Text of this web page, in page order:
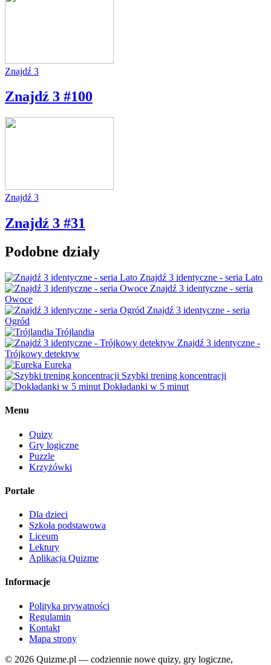
Znajdź 3
Znajdź 3 #100
Znajdź 3
Znajdź 3 #31
Podobne działy
Znajdź 3 identyczne - seria Lato
Znajdź 3 identyczne - seria
Owoce
Znajdź 3 identyczne - seria
Ogród
Trójlandia
Znajdź 3 identyczne -
Trójkowy detektyw
Eureka
Szybki trening koncentracji
Dokładanki w 5 minut
Menu
Quizy
Gry logiczne
Puzzle
Krzyżówki
Portale
Dla dzieci
Szkoła podstawowa
Liceum
Lektury
Aplikacja Quizme
Informacje
Polityka prywatności
Regulamin
Kontakt
Mapa strony
© 2026 Quizme.pl — codziennie nowe quizy, gry logiczne,